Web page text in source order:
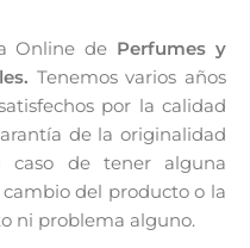
Online de Perfumes y
Tenemos varios años
por la calidad
de la originalidad
caso de tener alguna
del producto o la
ni problema alguno.